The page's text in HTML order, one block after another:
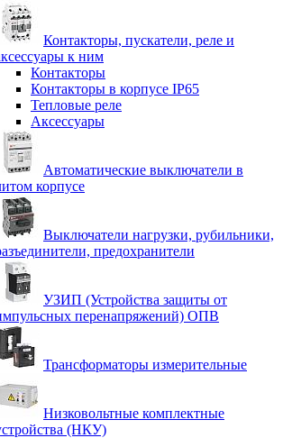
Контакторы, пускатели, реле и
к ним
Контакторы
Контакторы в корпусе IP65
Тепловые реле
Аксессуары
Автоматические выключатели в
корпусе
Выключатели нагрузки, рубильники,
предохранители
УЗИП (Устройства защиты от
перенапряжений) ОПВ
Трансформаторы измерительные
Низковольтные комплектные
(НКУ)